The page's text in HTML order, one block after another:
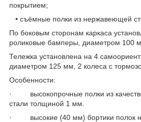
покрытием;
• съёмные полки из нержавеющей
По боковым сторонам каркаса
роликовые бамперы, диаметром 100
Тележка установлена на 4
диаметром 125 мм, 2 колеса с
Особенности:
· высокопрочные полки из
стали толщиной 1 мм.
· высокие (40 мм) бортики полок